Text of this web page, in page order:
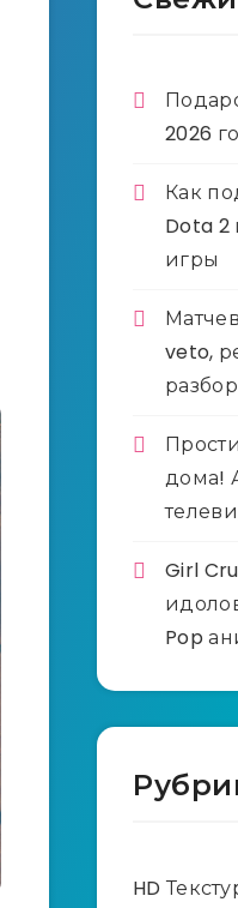
2026
Как
Dota
игры
veto,
дома!
Girl
Pop
HD